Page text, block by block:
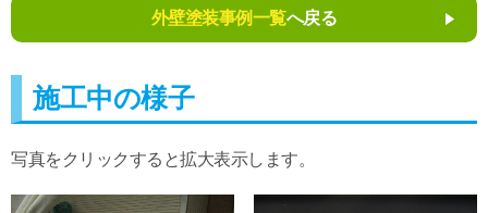
外壁塗装事例一覧へ戻る
施工中の様子
写真をクリックすると拡大表示します。